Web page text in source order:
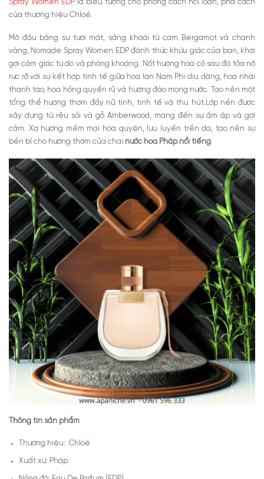
Spray Women EDP là biểu tượng cho phong cách nổi loạn, phá cách
của thương hiệu Chloé.
Mở đầu bằng sự tươi mát, sảng khoái từ cam Bergamot và chanh
vàng, Nomade Spray Women EDP đánh thức khứu giác của bạn, khơi
gợi cảm giác tự do và phóng khoáng. Nốt hương hoa cỏ sau đó tỏa nở
rực rỡ với sự kết hợp tinh tế giữa hoa lan Nam Phi dịu dàng, hoa nhài
thanh tao, hoa hồng quyến rũ và hương đào mọng nước. Tạo nên một
tổng thể hương thơm đầy nữ tính, tinh tế và thu hút.Lớp nền được
xây dựng từ rêu sồi và gỗ Amberwood, mang đến sự ấm áp và gợi
cảm. Xạ hương mềm mại hòa quyện, lưu luyến trên da, tạo nên sự
bền bỉ cho hương thơm của chai nước hoa Pháp nổi tiếng.
Thông tin sản phẩm
Thương hiệu: Chloé
Xuất xứ: Pháp